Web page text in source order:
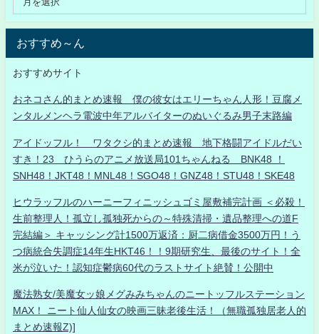
おすすめ～ん
おすすめサイト
おネコさん的まとめ速報 僕の彼女はエリーちゃん人形！豆腐メ
ンタルメンヘラ電波中年アルバイターのぬいぐるみ男子末路編
アイドッフル！ ワタクシ的まとめ速報 地下格闘アイドルだい
すき！23 ひうらのアニメ放送局101ちゃんねる BNK48 ！
SNH48！JKT48！MNL48！SGO48！GNZ48！STU48！SKE48
ヒウラッフルのハーニーフィニッシュゴミ屋敷補完計画 ＜必殺！
生前整理人！孤立し孤独死からの～特殊清掃・遺品整理への道F
完結編＞ キャッシング計1500万返済：厨二病借金3500万円！う
つ病統合失調症14年生HKT46！！9期研究生、最後のサイト！全
米が泣いた！認知症鬱病60代のラストサイト絶賛！公開中
魔法熟女/美魔女ッ娘メグみみちゃんのニートッフルステーション
MAX！ ニート仙人仙女の映画三昧老後生活！（無職孤独居老人的
まとめ速報Z)]